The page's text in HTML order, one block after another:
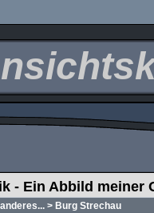
- Ein Abbild meiner
> Burg Strechau